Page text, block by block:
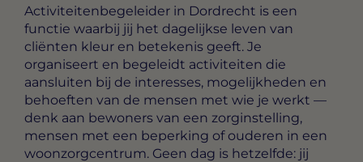
Activiteitenbegeleider in Dordrecht is een
functie waarbij jij het dagelijkse leven van
cliënten kleur en betekenis geeft. Je
organiseert en begeleidt activiteiten die
aansluiten bij de interesses, mogelijkheden en
behoeften van de mensen met wie je werkt —
denk aan bewoners van een zorginstelling,
mensen met een beperking of ouderen in een
woonzorgcentrum. Geen dag is hetzelfde: jij